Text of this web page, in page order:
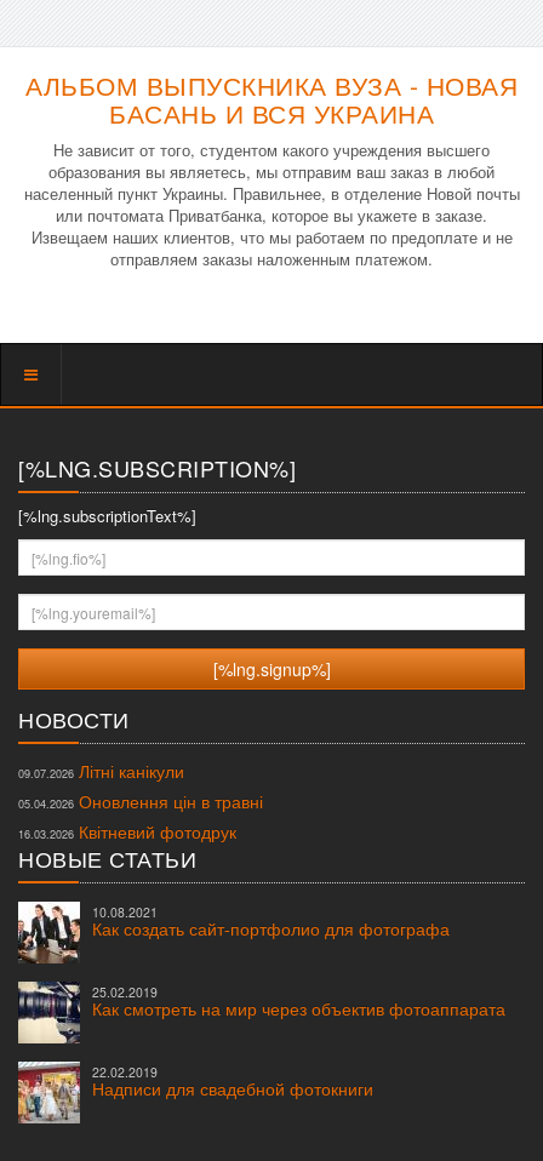
АЛЬБОМ ВЫПУСКНИКА ВУЗА - НОВАЯ
БАСАНЬ И ВСЯ УКРАИНА
Не зависит от того, студентом какого учреждения высшего
образования вы являетесь, мы отправим ваш заказ в любой
населенный пункт Украины. Правильнее, в отделение Новой почты
или почтомата Приватбанка, которое вы укажете в заказе.
Извещаем наших клиентов, что мы работаем по предоплате и не
отправляем заказы наложенным платежом.
Показать
[%LNG.SUBSCRIPTION%]
[%lng.subscriptionText%]
[%lng.fio%]
[%lng.youremail%]
НОВОСТИ
09.07.2026 Літні канікули
05.04.2026 Оновлення цін в травні
16.03.2026 Квітневий фотодрук
НОВЫЕ СТАТЬИ
10.08.2021
Как создать сайт-портфолио для фотографа
25.02.2019
Как смотреть на мир через объектив фотоаппарата
22.02.2019
Надписи для свадебной фотокниги